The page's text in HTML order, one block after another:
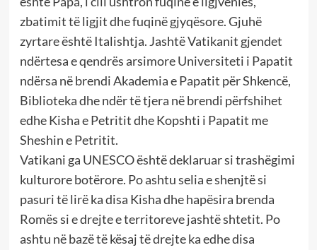
zbatimit të ligjit dhe fuqinë gjyqësore. Gjuhë
zyrtare është Italishtja. Jashtë Vatikanit gjendet
ndërtesa e qendrës arsimore Universiteti i Papatit
ndërsa në brendi Akademia e Papatit për Shkencë,
Biblioteka dhe ndër të tjera në brendi përfshihet
edhe Kisha e Petritit dhe Kopshti i Papatit me
Sheshin e Petritit.
Vatikani ga UNESCO është deklaruar si trashëgimi
kulturore botërore. Po ashtu selia e shenjtë si
pasuri të lirë ka disa Kisha dhe hapësira brenda
Romës si e drejte e territoreve jashtë shtetit. Po
ashtu në bazë të kësaj të drejte ka edhe disa